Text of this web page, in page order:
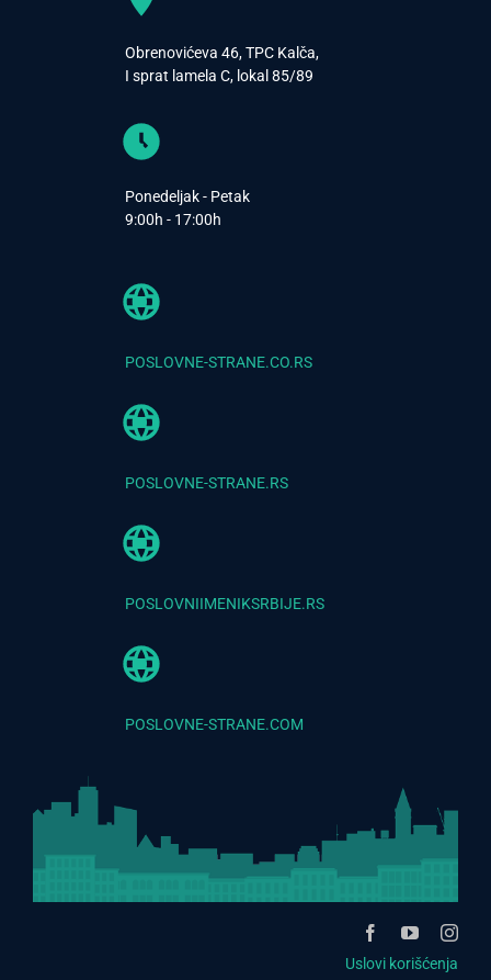
Obrenovićeva 46, TPC Kalča,
I sprat lamela C, lokal 85/89
Ponedeljak - Petak
9:00h - 17:00h
POSLOVNE-STRANE.CO.RS
POSLOVNE-STRANE.RS
POSLOVNIIMENIKSRBIJE.RS
POSLOVNE-STRANE.COM
Uslovi korišćenja